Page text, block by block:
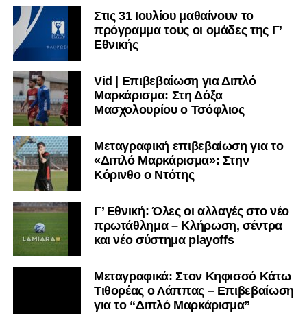
Στις 31 Ιουλίου μαθαίνουν το
πρόγραμμα τους οι ομάδες της Γ’
Εθνικής
Vid | Επιβεβαίωση για Διπλό
Μαρκάρισμα: Στη Δόξα
Μασχολουρίου ο Τσόφλιος
Μεταγραφική επιβεβαίωση για το
«Διπλό Μαρκάρισμα»: Στην
Κόρινθο ο Ντότης
Γ’ Εθνική: Όλες οι αλλαγές στο νέο
πρωτάθλημα – Κλήρωση, σέντρα
και νέο σύστημα playoffs
Μεταγραφικά: Στον Κηφισσό Κάτω
Τιθορέας ο Λάππας – Επιβεβαίωση
για το “Διπλό Μαρκάρισμα”